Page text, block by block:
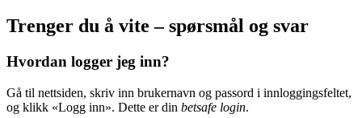
Trenger du å vite – spørsmål og svar
Hvordan logger jeg inn?
Gå til nettsiden, skriv inn brukernavn og passord i innloggingsfeltet,
og klikk «Logg inn». Dette er din betsafe login.